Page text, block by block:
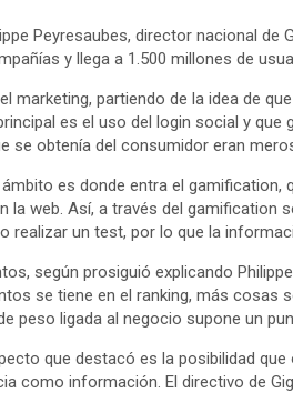
Peyresaubes, director nacional
y llega a 1.500 millones de
marketing, partiendo de la idea de
es el uso del login social y
se obtenía del consumidor eran
es donde entra el
la web. Así, a través del gamification
realizar un test, por lo que la
según prosiguió explicando
se tiene en el ranking, más cosas
peso ligada al negocio supone un
que destacó es la posibilidad
como información. El directivo de